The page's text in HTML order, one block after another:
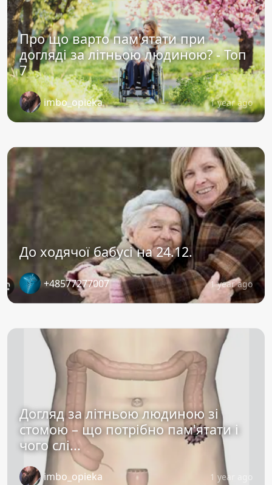
Про що варто пам'ятати при
догляді за літньою людиною? - Топ
7
imbo_opieka 1 year ago
До ходячої бабусі на 24.12.
+48577277007 1 year ago
Догляд за літньою людиною зі
стомою – що потрібно пам'ятати і
чого слі...
imbo_opieka 1 year ago